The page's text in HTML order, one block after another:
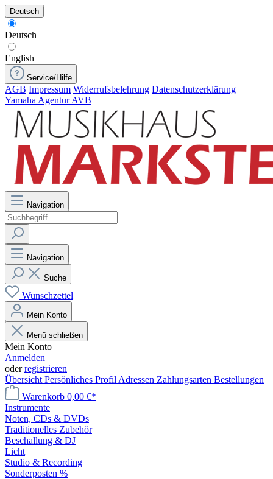
Deutsch
Deutsch
English
Service/Hilfe
AGB Impressum Widerrufsbelehrung Datenschutzerklärung
Yamaha Agentur AVB
Navigation
Navigation
Suche
Wunschzettel
Mein Konto
Menü schließen
Mein Konto
Anmelden
oderregistrieren
Übersicht Persönliches Profil Adressen Zahlungsarten Bestellungen
Warenkorb 0,00 €*
Instrumente
Noten, CDs & DVDs
Traditionelles Zubehör
Beschallung & DJ
Licht
Studio & Recording
Sonderposten %